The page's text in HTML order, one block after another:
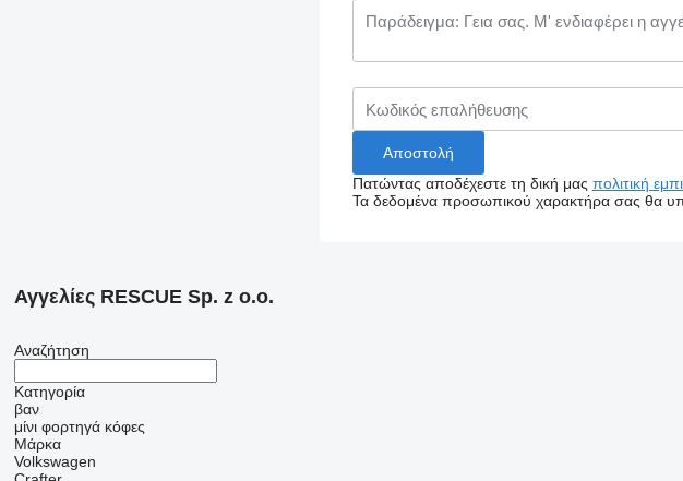
Πατώντας αποδέχεστε τη δική μας πολιτική
Τα δεδομένα προσωπικού χαρακτήρα σας θα
Αγγελίες RESCUE Sp. z o.o.
Αναζήτηση
Κατηγορία
βαν
μίνι φορτηγά κόφες
Μάρκα
Volkswagen